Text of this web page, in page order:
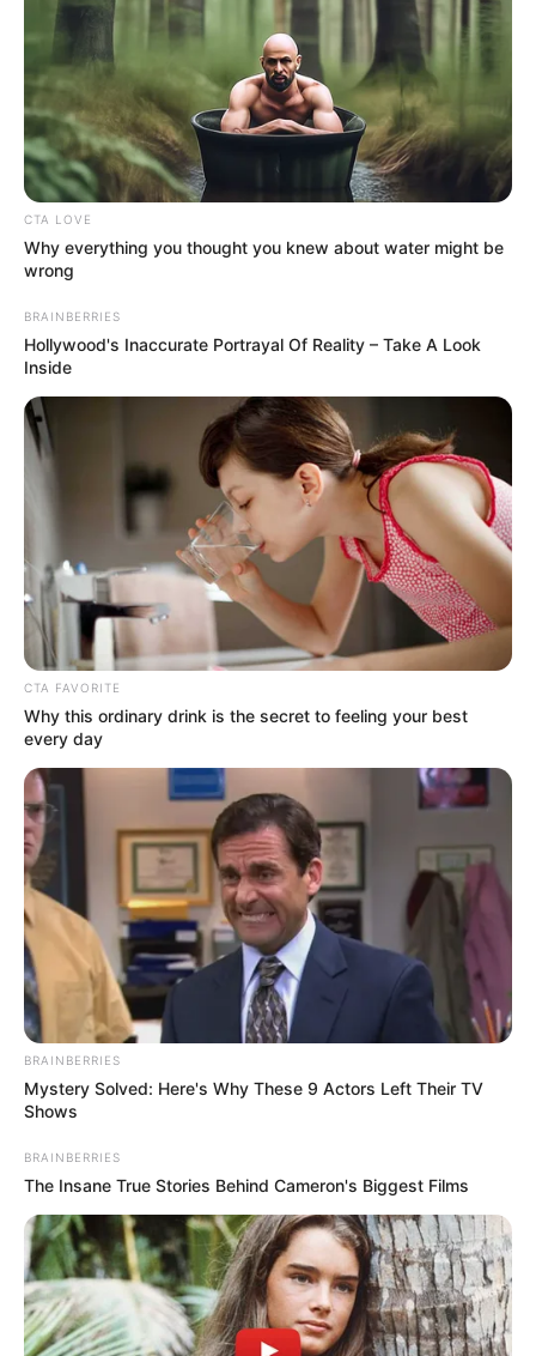
CTA LOVE
Why everything you thought you knew about water might be
wrong
BRAINBERRIES
Hollywood's Inaccurate Portrayal Of Reality – Take A Look
Inside
CTA FAVORITE
Why this ordinary drink is the secret to feeling your best
every day
BRAINBERRIES
Mystery Solved: Here's Why These 9 Actors Left Their TV
Shows
BRAINBERRIES
The Insane True Stories Behind Cameron's Biggest Films